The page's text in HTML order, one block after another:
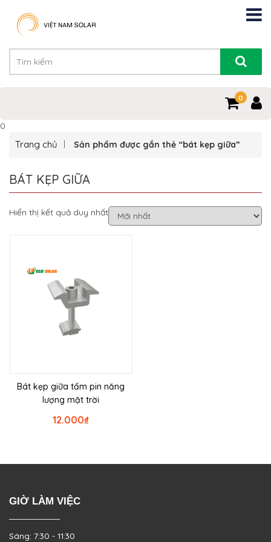
0
0
Trang chủ Sản phẩm được gắn thẻ “bát kẹp giữa”
BÁT KẸP GIỮA
Hiển thị kết quả duy nhất
Bát kẹp giữa tấm pin năng
lượng mặt trời
₫
12.000
GIỜ LÀM VIỆC
Sáng: 7:30 - 11:30